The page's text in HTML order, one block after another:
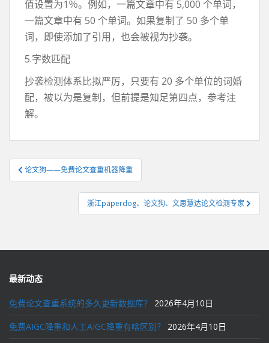
值设置为1％。例如，一篇文章中有 5,000 个单词，
一篇文章中有 50 个单词。如果复制了 50 多个单
词，即使添加了引用，也会被视为抄袭。
5.字数匹配
抄袭检测体系比拟严厉，只要有 20 多个单位的词婚
配，被以为是复制，但前提是知足第四点，参考注
解。
文
章
论文狗——免费论文查重机器降重
浙江paperdog、论文狗、文思慧达论文检测专家
最新动态
免费论文查重系统的多久更新数据库？ 2026年4月10日
免费AIGC降重和人工AIGC降重有啥区别？ 2026年4月10日